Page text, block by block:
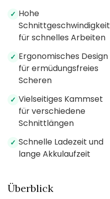
✓ Hohe
Schnittgeschwindigkeit
für schnelles Arbeiten
✓ Ergonomisches Design
für ermüdungsfreies
Scheren
✓ Vielseitiges Kammset
für verschiedene
Schnittlängen
✓ Schnelle Ladezeit und
lange Akkulaufzeit
Überblick